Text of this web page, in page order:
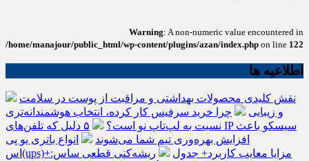
Warning: A non-numeric value encountered in
/home/manajour/public_html/wp-content/plugins/azan/index.php on line 122
اطلاعیه ها
نقش کلیدی محصولات بهداشتی و مراقبت از پوست در سلامت
و زیبایی
چرا خرید سرفیس کار کرده، انتخاب هوشمندانه‌تری
نسبت به لپ‌تاپ نو است؟
۵ دلیل که تلفن‌های IP سیسکو باعث
افزایش بهره‌وری تیم شما می‌شوند
انواع باتری یو پی
اس(ups)+مزایا معایب کاربرد+ جدول
ریشه‌کنی قطعی ساس: